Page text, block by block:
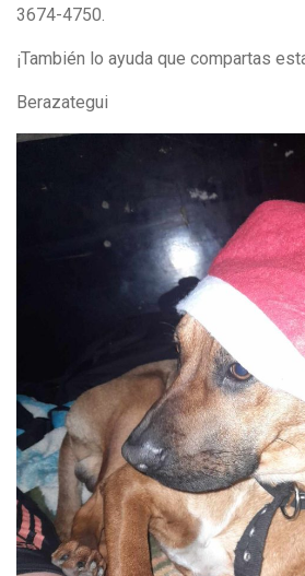
3674-4750.
¡También lo ayuda que compartas
Berazategui